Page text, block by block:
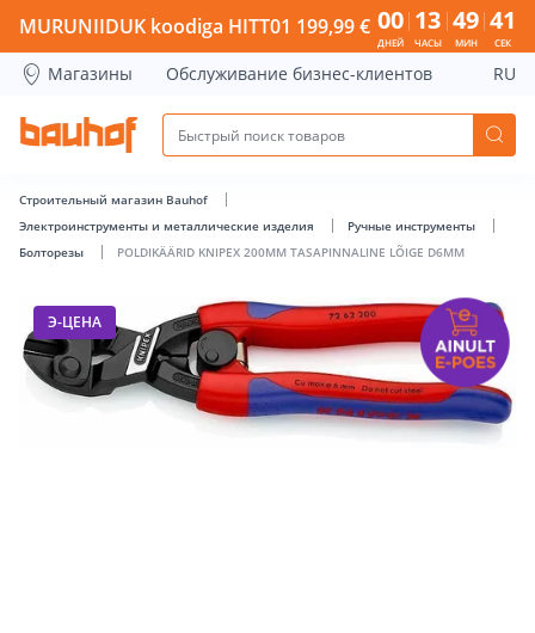
POLDIKÄÄRID KNIPEX 200MM TASAPINNALINE LÕIGE
MURUNIIDUK koodiga HITT01 199,99 € 00
ДНЕЙ
13
ЧАСЫ
49
МИН
41
СЕК
Магазины Обслуживание бизнес-клиентов RU
Строительный магазин Bauhof
Электроинструменты и металлические изделия
Ручные инструменты
Болторезы
POLDIKÄÄRID KNIPEX 200MM TASAPINNALINE LÕIGE D6MM
Э-ЦЕНА